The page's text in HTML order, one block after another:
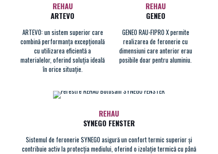
REHAU
ARTEVO
ARTEVO: un sistem superior care
combină performanța excepțională
cu utilizarea eficientă a
materialelor, oferind soluția ideală
în orice situație.
REHAU
GENEO
GENEO RAU-FIPRO X permite
realizarea de feronerie cu
dimensiuni care anterior erau
posibile doar pentru aluminiu.
REHAU
SYNEGO FENSTER
Sistemul de feronerie SYNEGO asigură un confort termic superior și
contribuie activ la protecția mediului, oferind o izolație termică cu până